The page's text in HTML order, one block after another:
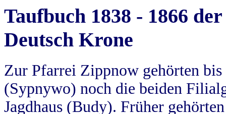
Taufbuch 1838 - 1866
Deutsch Krone
Zur Pfarrei Zippnow gehörten
(Sypnywo) noch die beiden
Jagdhaus (Budy). Früher